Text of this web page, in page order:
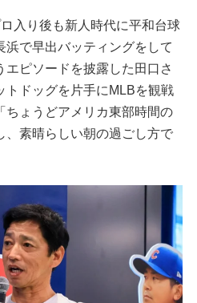
入り後も新人時代に平和台球
で早出バッティングをして
ピソードを披露した田口さ
トドッグを片手にMLBを観戦
ちょうどアメリカ東部時間の
、素晴らしい朝の過ごし方で